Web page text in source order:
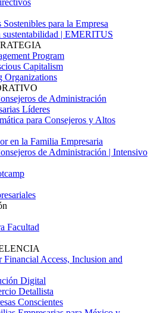
para la Empresa
sustentabilidad | EMERITUS
Program
Capitalism
Organizations
de Administración
Líderes
para Consejeros y Altos
en la Familia Empresaria
de Administración | Intensivo
Facultad
Access, Inclusion and
Digital
Detallista
Conscientes